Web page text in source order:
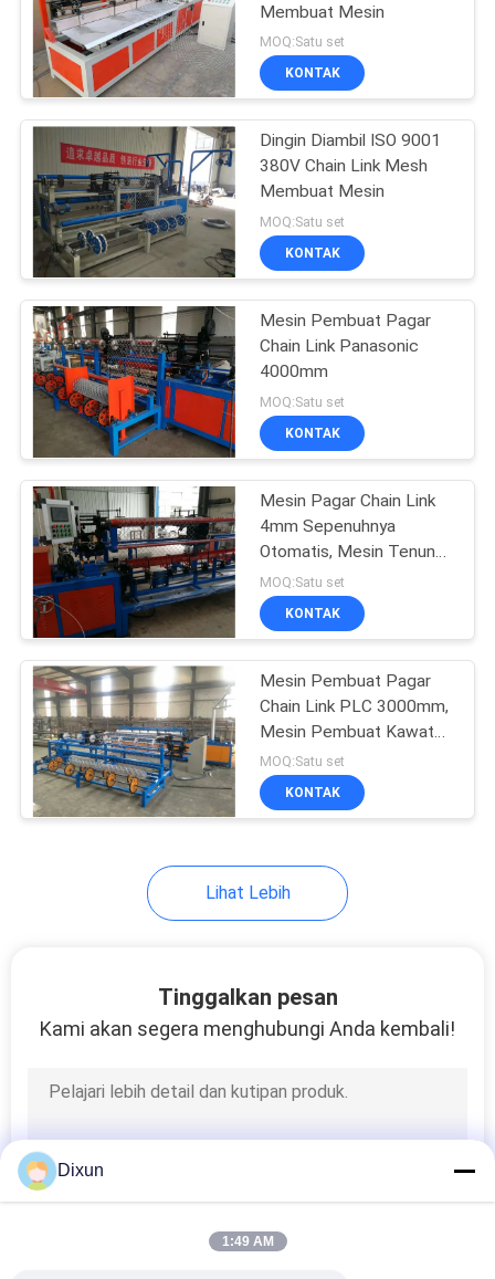
mesin wire mesh
dilas
mesin las kisi baja
mesin kawat berduri
silet
21
membuat mesin
Mesin menggambar
kawat baja
22
Membuat Mesin
MOQ:Satu set
KONTAK
Dingin Diambil ISO 9001
380V Chain Link Mesh
Membuat Mesin
MOQ:Satu set
KONTAK
Mesin Pembuat Pagar
Chain Link Panasonic
4000mm
MOQ:Satu set
KONTAK
Mesin Pagar Chain Link
4mm Sepenuhnya
Otomatis, Mesin Tenun
Chain Link Fence
MOQ:Satu set
KONTAK
Mesin Pembuat Pagar
Chain Link PLC 3000mm,
Mesin Pembuat Kawat
Diamond Mesh
MOQ:Satu set
KONTAK
Lihat Lebih
Tinggalkan pesan
Kami akan segera menghubungi Anda kembali!
Dixun
1:49 AM